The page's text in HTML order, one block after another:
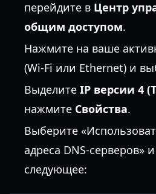
перейдите в Центр
общим доступом.
Нажмите на ваше
(Wi-Fi или Ethernet) и
Выделите IP версии 4
нажмите Свойства.
Выберите
адреса DNS-серверов»
следующее: